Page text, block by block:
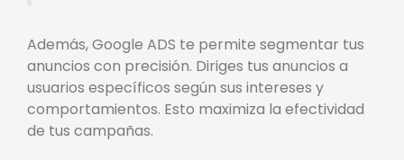
Además, Google ADS te permite segmentar tus
anuncios con precisión. Diriges tus anuncios a
usuarios específicos según sus intereses y
comportamientos. Esto maximiza la efectividad
de tus campañas.